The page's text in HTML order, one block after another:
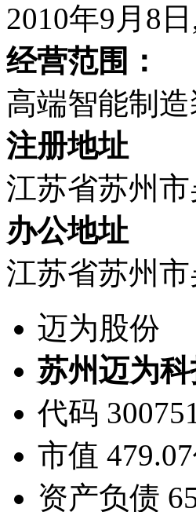
2010年9月8
经营范围：
高端智能制
注册地址
江苏省苏州
办公地址
江苏省苏州
迈为股份
苏州迈为
代码
市值
资产负债